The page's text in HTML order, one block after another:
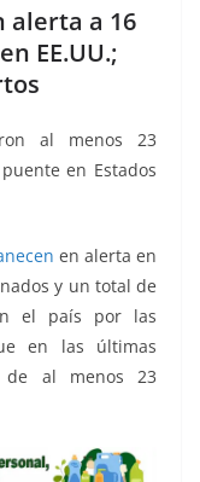
p
ar
tir
alerta a 16
EE.UU.;
al menos 23
en Estados
en alerta en
y un total de
el país por las
en las últimas
al menos 23